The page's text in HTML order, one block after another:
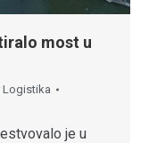
most u
Logistika
je u